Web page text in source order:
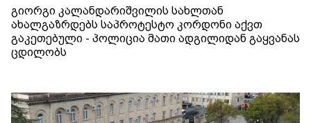
გიორგი კალანდარიშვილის სახლთან
ახალგაზრდებს საპროტესტო კორდონი აქვთ
გაკეთებული - პოლიცია მათი ადგილიდან გაყვანას
ცდილობს